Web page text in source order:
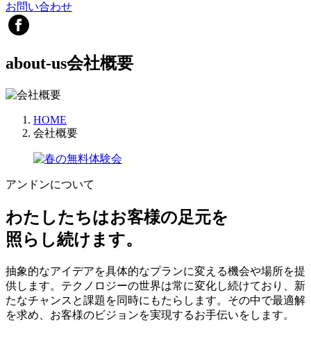
お問い合わせ
about-us会社概要
HOME
会社概要
アンドンについて
わたしたちはお客様の足元を
照らし続けます。
抽象的なアイデアを具体的なプランに変える機会や場所を提
供します。テクノロジーの世界は常に変化し続けており、新
たなチャンスと課題を同時にもたらします。その中で最適解
を求め、お客様のビジョンを実現するお手伝いをします。